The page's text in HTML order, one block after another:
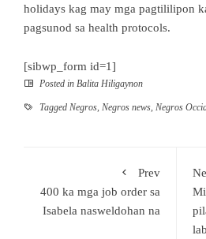
holidays kag may mga pagtililipon
pagsunod sa health protocols.
[sibwp_form id=1]
Posted in Balita Hiligaynon
Tagged Negros Negros news Negros
Prev
400 ka mga job order sa
Isabela nasweldohan na